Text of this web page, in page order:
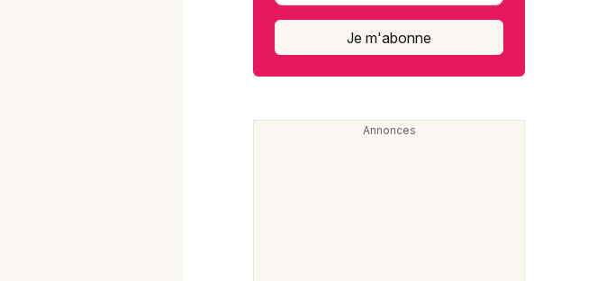
Je m'abonne